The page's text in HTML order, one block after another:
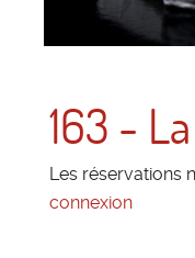
163 -
Les réservations
connexion